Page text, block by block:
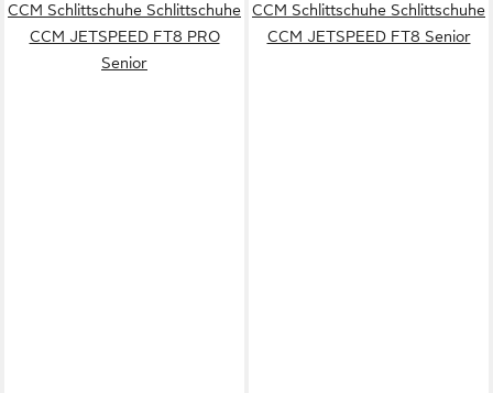
CCM Schlittschuhe Schlittschuhe
CCM JETSPEED FT8 PRO
Senior
CCM Schlittschuhe Schlittschuhe
CCM JETSPEED FT8 Senior